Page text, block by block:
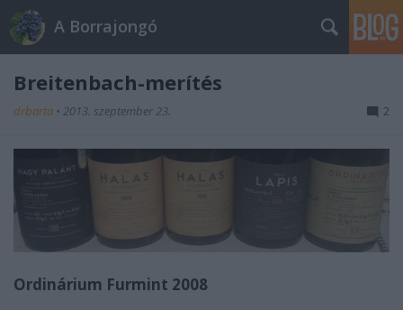
A Borrajongó
Breitenbach-merítés
drbarta • 2013. szeptember 23. 2
Ordinárium Furmint 2008